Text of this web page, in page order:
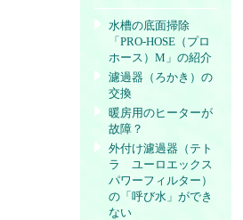
水槽の底面掃除
「PRO-HOSE（プロ
ホース）M」の紹介
濾過器（ろかき）の
交換
暖房用のヒーターが
故障？
外付け濾過器（テト
ラ ユーロエックス
パワーフィルター）
の「呼び水」ができ
ない